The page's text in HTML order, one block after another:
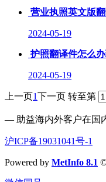
营业执照英文版
2024-05-19
护照翻译件怎么
2024-05-19
上一页1下一页 转至第
— 助益海内外客户在国
沪ICP备19031041号-1
Powered by MetInfo 8.1